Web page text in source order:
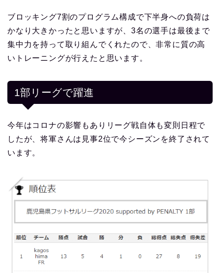
ブロッキング7割のプログラム構成で下半身への負荷は
かなり大きかったと思いますが、3名の選手は最後まで
集中力を持って取り組んでくれたので、非常に質の高
いトレーニングが行えたと思います。
1部リーグで躍進
今年はコロナの影響もありリーグ戦自体も変則日程で
したが、将軍さんは見事2位で今シーズンを終了されて
います。